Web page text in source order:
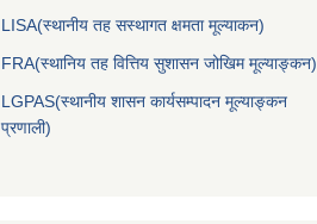
LISA(स्थानीय तह सस्थागत क्षमता मूल्याक‌न)
FRA(स्थानिय तह वित्तिय सुशासन जोखिम मूल्याङ्कन)
LGPAS(स्थानीय शासन कार्यसम्पादन मूल्याङ्कन
प्रणाली)